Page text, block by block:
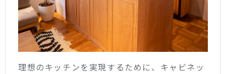
理想のキッチンを実現するために、キャビネッ